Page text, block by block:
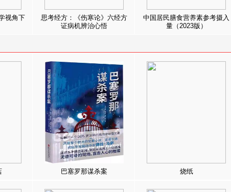
视角下
思考经方：《伤寒论》六经方
证病机辨治心悟
中国居民膳食营养素参考摄入
量（2023版）
巴塞罗那谋杀案 烧纸